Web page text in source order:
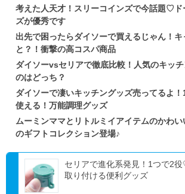
考えた人天才！スリーコインズで今話題♡ド
ズが優秀です
出先で困ったらダイソーで買えるじゃん！
と？！衝撃の高コスパ商品
ダイソーvsセリアで徹底比較！人気のキッ
のはどっち？
ダイソーで凄いキッチングッズ売ってるよ
使える！万能調理グッズ
ムーミンママとリトルミイアイテムのかわ
のギフトコレクション登場♪
セリアで進化系発見！1つで2
取り付ける便利グッズ